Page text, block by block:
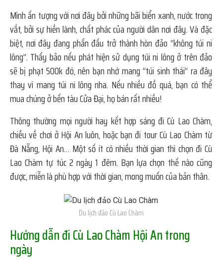
Mình ấn tượng với nơi đây bởi những bãi biển xanh, nước trong
vắt, bởi sự hiền lành, chất phác của người dân nơi đây. Và đặc
biệt, nơi đây đang phấn đấu trở thành hòn đảo “không túi ni
lông”. Thấy bảo nếu phát hiện sử dụng túi ni lông ở trên đảo
sẽ bị phạt 500k đó, nên bạn nhớ mang “túi sinh thái” ra đây
thay vì mang túi ni lông nha. Nếu nhiều đồ quá, bạn có thể
mua chúng ở bến tàu Cửa Đại, họ bán rất nhiều!
Thông thường mọi người hay kết hợp sáng đi Cù Lao Chàm,
chiều về chơi ở Hội An luôn, hoặc bạn đi tour Cù Lao Chàm từ
Đà Nẵng, Hội An… Một số ít có nhiều thời gian thì chọn đi Cù
Lao Chàm tự túc 2 ngày 1 đêm. Bạn lựa chọn thế nào cũng
được, miễn là phù hợp với thời gian, mong muốn của bản thân.
Du lịch đảo Cù Lao Chàm
Hướng dẫn đi Cù Lao Chàm Hội An trong
ngày